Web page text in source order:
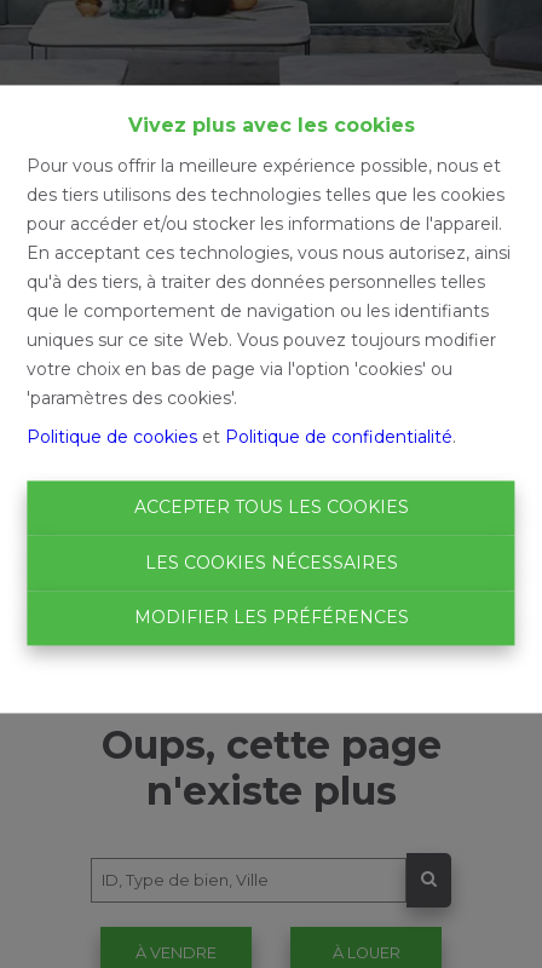
Vivez plus avec les cookies
Pour vous offrir la meilleure expérience possible, nous et
des tiers utilisons des technologies telles que les cookies
pour accéder et/ou stocker les informations de l'appareil.
En acceptant ces technologies, vous nous autorisez, ainsi
qu'à des tiers, à traiter des données personnelles telles
que le comportement de navigation ou les identifiants
uniques sur ce site Web. Vous pouvez toujours modifier
votre choix en bas de page via l'option 'cookies' ou
'paramètres des cookies'.
Politique de cookies et Politique de confidentialité.
ACCEPTER TOUS LES COOKIES
LES COOKIES NÉCESSAIRES
MODIFIER LES PRÉFÉRENCES
Accueil
Accueil
Oups, cette page
n'existe plus
À VENDRE À LOUER